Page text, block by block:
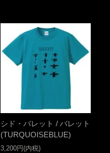
シド・バレット / バレット
(TURQUOISEBLUE)
3,200円(内税)